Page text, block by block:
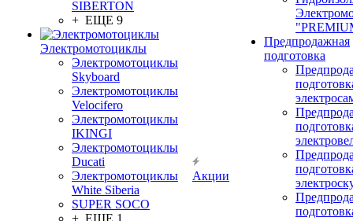
SIBERTON
+ ЕЩЕ 9
Электромотоциклы
Электромотоциклы
Skyboard
Электромотоциклы
Velocifero
Электромотоциклы
IKINGI
Электромотоциклы
Ducati
Электромотоциклы
White Siberia
SUPER SOCO
+ ЕЩЕ 1
Акции
Предпродажная
подготовка